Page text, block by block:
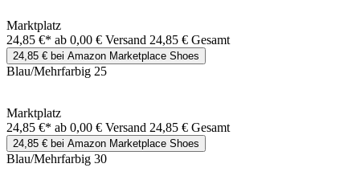
Marktplatz
24,85 €* ab 0,00 € Versand 24,85 € Gesamt
24,85 € bei Amazon Marketplace Shoes
Blau/Mehrfarbig 25
Marktplatz
24,85 €* ab 0,00 € Versand 24,85 € Gesamt
24,85 € bei Amazon Marketplace Shoes
Blau/Mehrfarbig 30